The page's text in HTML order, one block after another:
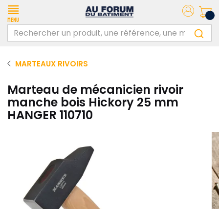
Menu
MARTEAUX RIVOIRS
Marteau de mécanicien rivoir
manche bois Hickory 25 mm
HANGER 110710